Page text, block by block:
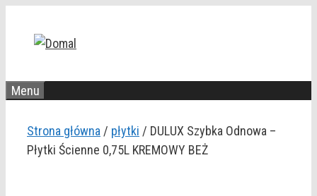
Menu
Strona główna / płytki / DULUX Szybka Odnowa –
Płytki Ścienne 0,75L KREMOWY BEŻ